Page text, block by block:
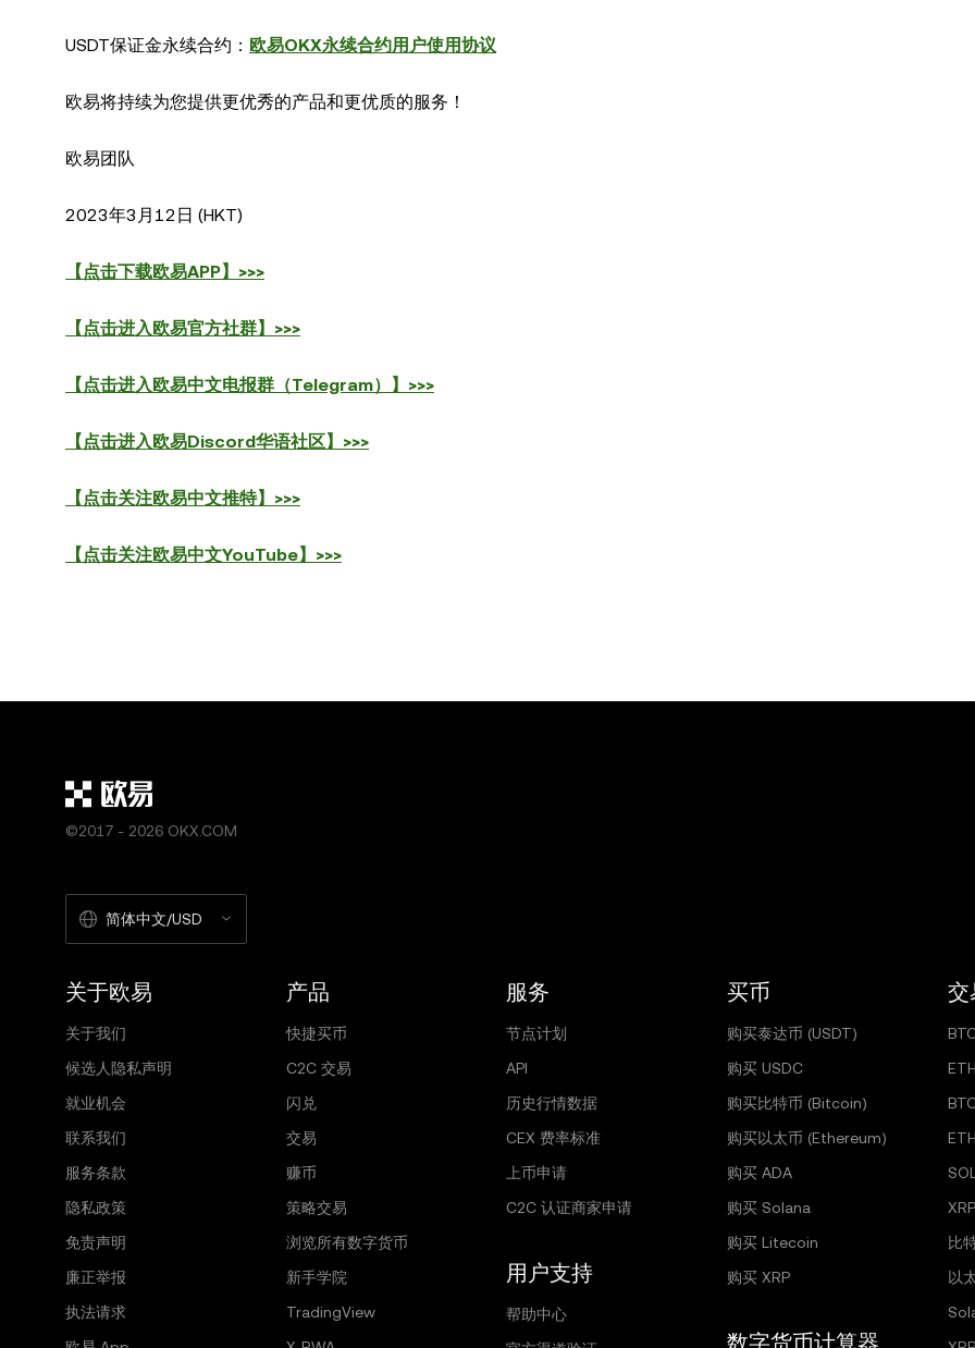
USDT保证金永续合约： 欧易OKX永续合约用户使用协议
欧易将持续为您提供更优秀的产品和更优质的服务！
欧易团队
2023年3 月 12 日 (HKT)
【点击下载欧易APP】>>>
【点击进入欧易官方社群】>>>
【点击进入欧易中文电报群（Telegram）】>>>
【点击进入欧易Discord华语社区】>>>
【点击关注欧易中文推特】>>>
【点击关注欧易中文YouTube】>>>
©2017 - 2026 OKX.COM
简体中文/USD
关于欧易
关于我们
候选人隐私声明
就业机会
联系我们
服务条款
隐私政策
免责声明
廉正举报
执法请求
产品
快捷买币
C2C 交易
闪兑
交易
赚币
策略交易
浏览所有数字货币
新手学院
TradingView
服务
节点计划
API
历史行情数据
CEX 费率标准
上币申请
C2C 认证商家申请
用户支持
帮助中心
买币
购买泰达币 (USDT)
购买 USDC
购买比特币 (Bitcoin)
购买以太币 (Ethereum)
购买 ADA
购买 Solana
购买 Litecoin
购买 XRP
数字货币计算器
交
比
以